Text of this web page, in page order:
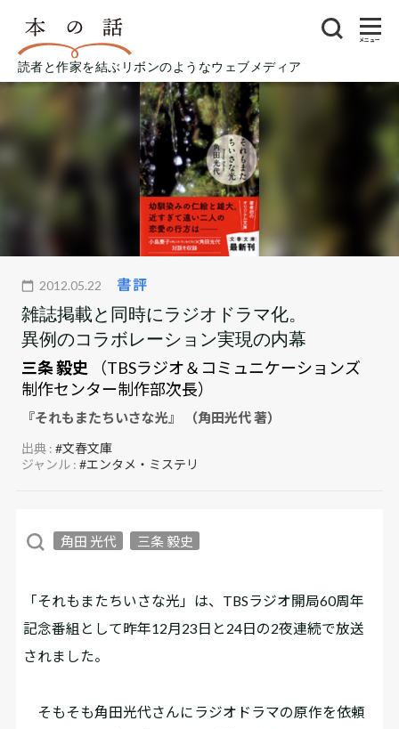
読者と作家を結ぶリボンのようなウェブメディア
メニュー
2012.05.22 書評
雑誌掲載と同時にラジオドラマ化。
異例のコラボレーション実現の内幕
三条 毅史
（TBSラジオ＆コミュニケーションズ
制作センター制作部次長）
『それもまたちいさな光』 （角田光代 著）
出典 :#文春文庫
ジャンル :#エンタメ・ミステリ
角田 光代 三条 毅史
「それもまたちいさな光」は、TBSラジオ開局60周年
記念番組として昨年12月23日と24日の2夜連続で放送
されました。
そもそも角田光代さんにラジオドラマの原作を依頼